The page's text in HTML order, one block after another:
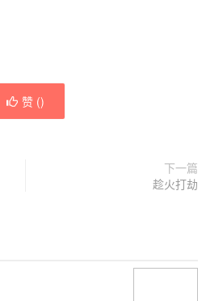
赞 ()
下一篇
趁火打劫